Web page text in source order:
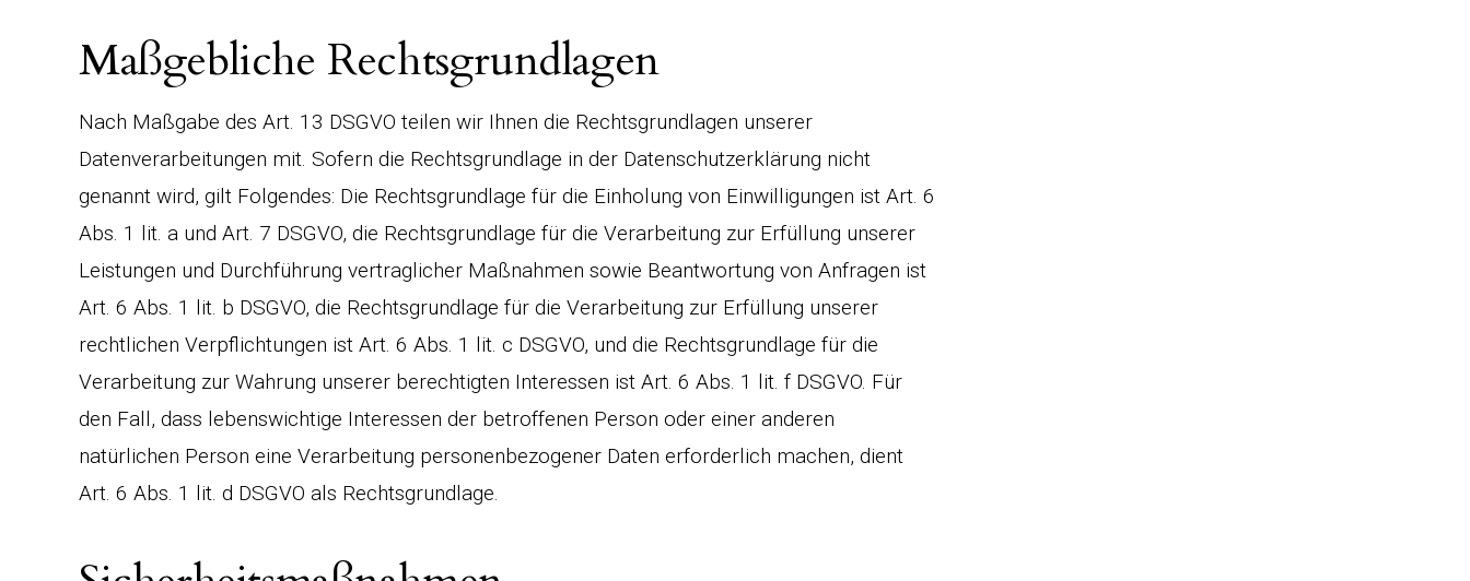
Maßgebliche Rechtsgrundlagen
Nach Maßgabe des Art. 13 DSGVO teilen wir Ihnen die Rechtsgrundlagen unserer
Datenverarbeitungen mit. Sofern die Rechtsgrundlage in der Datenschutzerklärung nicht
genannt wird, gilt Folgendes: Die Rechtsgrundlage für die Einholung von Einwilligungen ist Art. 6
Abs. 1 lit. a und Art. 7 DSGVO, die Rechtsgrundlage für die Verarbeitung zur Erfüllung unserer
Leistungen und Durchführung vertraglicher Maßnahmen sowie Beantwortung von Anfragen ist
Art. 6 Abs. 1 lit. b DSGVO, die Rechtsgrundlage für die Verarbeitung zur Erfüllung unserer
rechtlichen Verpflichtungen ist Art. 6 Abs. 1 lit. c DSGVO, und die Rechtsgrundlage für die
Verarbeitung zur Wahrung unserer berechtigten Interessen ist Art. 6 Abs. 1 lit. f DSGVO. Für
den Fall, dass lebenswichtige Interessen der betroffenen Person oder einer anderen
natürlichen Person eine Verarbeitung personenbezogener Daten erforderlich machen, dient
Art. 6 Abs. 1 lit. d DSGVO als Rechtsgrundlage.